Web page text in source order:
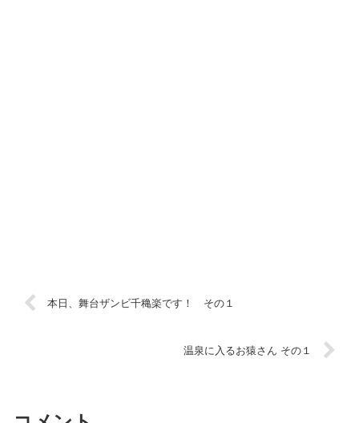
本日、舞台ザンビ千穐楽です！ その１
温泉に入るお猿さん その１